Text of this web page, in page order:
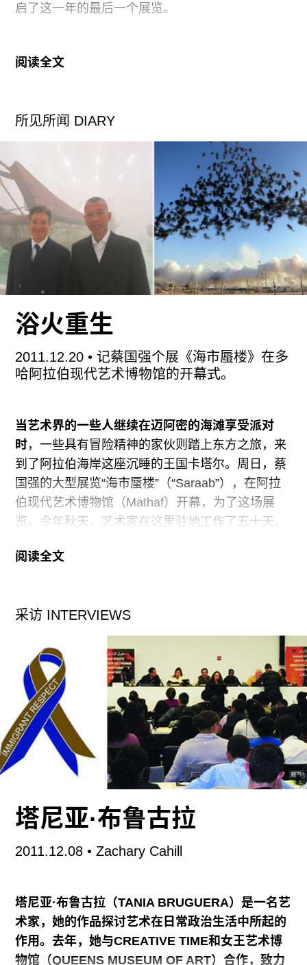
启了这一年的最后一个展览。
中心开幕的王庆松个展“新年好”。进入画廊，人们
方，四周飘荡着花花绿绿的卡通气球；自行车、圣
诞树、军大衣、婴儿床、大白菜、箱子、椅子等各
种日常物品由细线悬着“从天而降”。整个展厅弥漫
着一种故意廉价的喜感。如果没仔细看墙上的文
字，我差点儿错过通往后门处的那个僻静的小展
厅：一辆轮椅正在此处空对着一张挂满各种塑料小
玩意儿的蜘蛛网。上二楼，这里陈列着王庆松此次
展览的摄影作品：废墟、穿中山装的自由女神胸
像、沾满各种垃圾的蜘蛛网、匍匐其上的士兵......
这些充满象征意味的图像似乎更像是为楼下的展览
提供脚注。楼下，唐人的工作人员们正忙着笑眯眯
地派发糖果给客人，他们的存在狠狠地冲淡着展览
文字里提到的“幻灭”感---这难道不是派对开始的地
方吗？
Xuan”此时正在长征空间举行第二次开幕。和唐人
现场的喜气洋洋相比，长征显得极为冷静。事实
上，10月份开幕的“Kuo
阅读全文
所见所闻 DIARY
浴火重生
2011.12.20• 记蔡国强个展《海市蜃楼》在多
哈阿拉伯现代艺术博物馆的开幕式。
当艺术界的一些人继续在迈阿密的海滩享受派对
时，一些具有冒险精神的家伙则踏上东方之旅，来
到了阿拉伯海岸这座沉睡的王国卡塔尔。周日，蔡
国强的大型展览“海市蜃楼”（“Saraab”），在阿拉
伯现代艺术博物馆（Mathaf）开幕，为了这场展
览，今年秋天，艺术家在这里驻地工作了五十天。
在多哈溜达，总是要在滨海畔搭乘游轮的，那天早
城市的天际线，再往前走，是正在建设的国家博物
馆，法国建筑师将其设计成一个由大圆盘堆砌而成
的太空飞船状，而新的国家会议中心，当日落成，
正面是树根一样的雕塑，还有一个路易斯·布尔乔亚
的大蜘蛛雕塑在楼外。
荒漠外的一切看起来都是那么遥远而不着边际。卡
塔尔有着得天独厚的自然条件，世界上最富有的人
群居于此地，这里有着地球上最大的原油产地，虽
如此，却掩盖不了它的层层矛盾：大都会文化下，
贪婪的鉴赏家们主导着一切，他们做生意都相当厉
害，但这里又处于沙特阿拉伯之外最保守的穆斯林
社会之中。努维尔的大厦就是一个很好的比喻：那
“生命中唯一可确定的事是每人都将尝到死亡的滋
味。”新闻发布会上，蔡国强这样说道。博物馆院子
和走廊里，摆放着六十二块从中国山区运来的巨
阅读全文
采访 INTERVIEWS
塔尼亚·布鲁古拉
2011.12.08• Zachary Cahill
塔尼亚·布鲁古拉（TANIA BRUGUERA）是一名艺
术家，她的作品探讨艺术在日常政治生活中所起的
作用。去年，她与CREATIVE TIME和女王艺术博
物馆（QUEENS MUSEUM OF ART）合作，致力